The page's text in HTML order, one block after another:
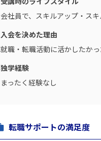
会社員で、スキルアップ・ス
入会を決めた理由
就職・転職活動に活かしたか
独学経験
まったく経験なし
転職サポートの満足度